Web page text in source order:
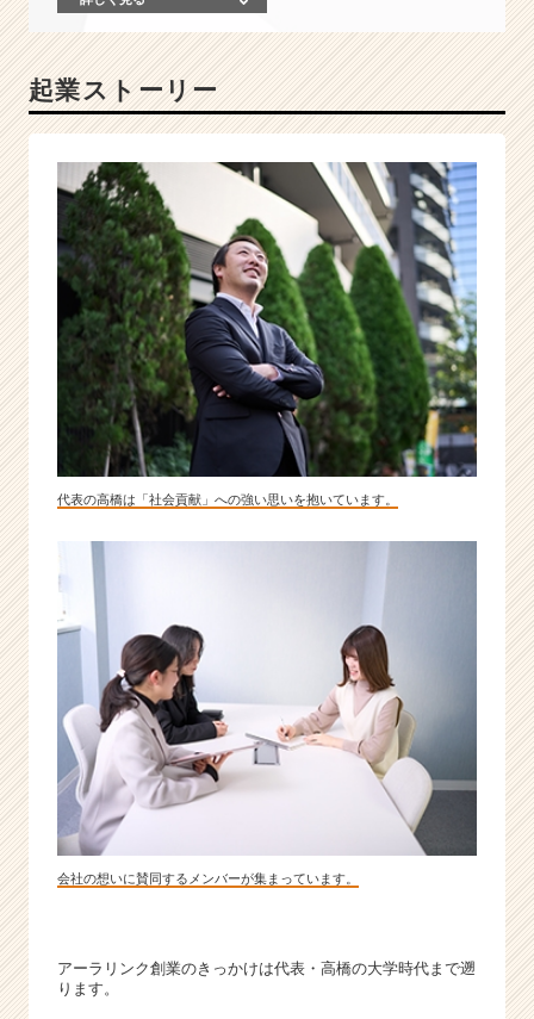
S
れ
た
題
を
解
決
す
る。
ベ
ャ
ー・
か
ら
ス
カ
ウ
ト
が
届
就
活
ト
チ
起業ストーリー
代表の高橋は「社会貢献」への強い思いを抱いています。
会社の想いに賛同するメンバーが集まっています。
アーラリンク創業のきっかけは代表・高橋の大学時代まで遡
ります。